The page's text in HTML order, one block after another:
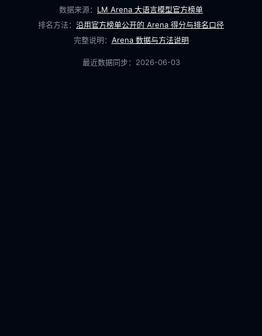
数据来源： LM Arena 大语言模型官方榜单
排名方法： 沿用官方榜单公开的 Arena 得分与排名口径
完整说明： Arena 数据与方法说明
最近数据同步： 2026-06-03